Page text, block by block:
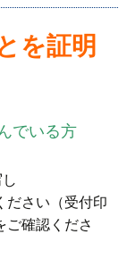
を証明
でいる方
ださい（受付印
ご確認くださ